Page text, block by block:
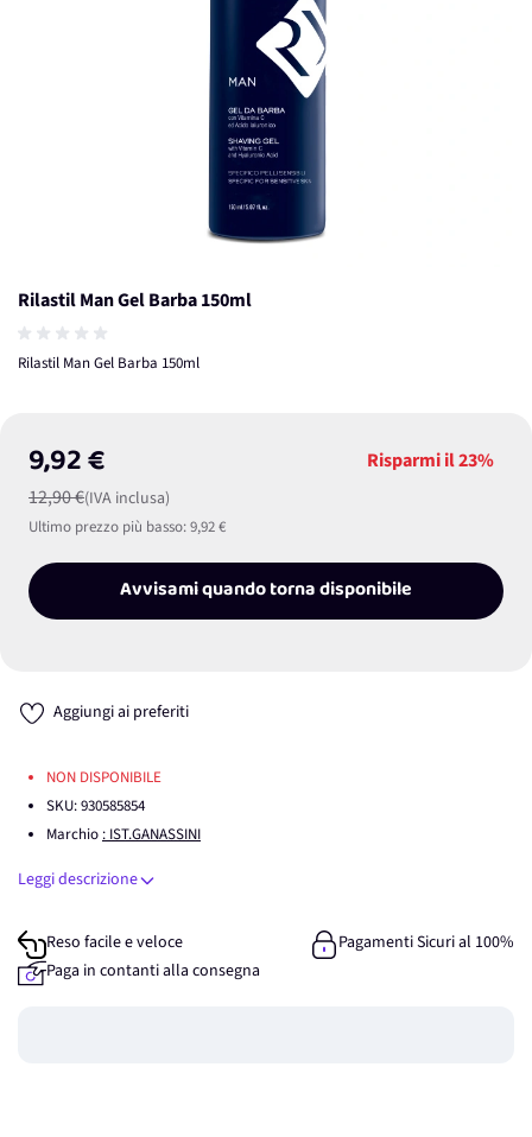
Rilastil Man Gel Barba 150ml
Rilastil Man Gel Barba 150ml
9,92 €
12,90 €(IVA inclusa)
Risparmi il23%
Ultimo prezzo più basso:9,92 €
Avvisami quando torna disponibile
Aggiungi ai preferiti
NON DISPONIBILE
SKU:930585854
Marchio : IST.GANASSINI
Leggi descrizione
Reso facile e veloce
Pagamenti Sicuri al 100%
Paga in contanti alla consegna